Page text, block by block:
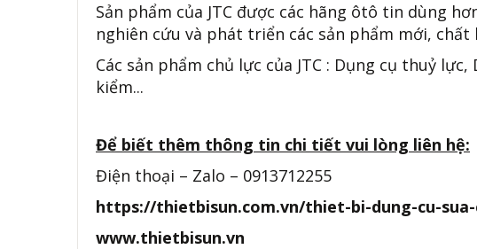
Sản phẩm của JTC được các hãng ôtô tin dùng
nghiên cứu và phát triển các sản phẩm mới,
Các sản phẩm chủ lực của JTC : Dụng cụ thuỷ
kiểm...
Để biết thêm thông tin chi tiết vui lòng liên hệ:
Điện thoại – Zalo – 0913712255
https://thietbisun.com.vn/thiet-bi-dung-cu-sua-
www.thietbisun.vn